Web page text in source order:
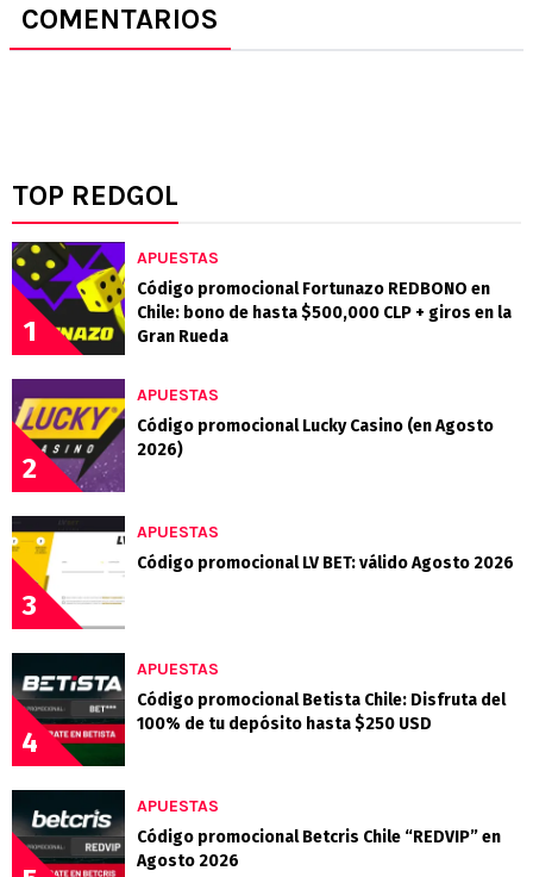
COMENTARIOS
TOP REDGOL
1
APUESTAS
Código promocional Fortunazo REDBONO en
Chile: bono de hasta $500,000 CLP + giros en la
Gran Rueda
2
APUESTAS
Código promocional Lucky Casino (en Agosto
2026)
3
APUESTAS
Código promocional LV BET: válido Agosto 2026
4
APUESTAS
Código promocional Betista Chile: Disfruta del
100% de tu depósito hasta $250 USD
APUESTAS
Código promocional Betcris Chile “REDVIP” en
Agosto 2026